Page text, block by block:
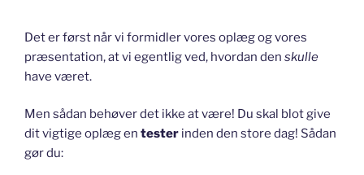
Det er først når vi formidler vores oplæg og vores
præsentation, at vi egentlig ved, hvordan den skulle
have været.
Men sådan behøver det ikke at være! Du skal blot give
dit vigtige oplæg en tester inden den store dag! Sådan
gør du: